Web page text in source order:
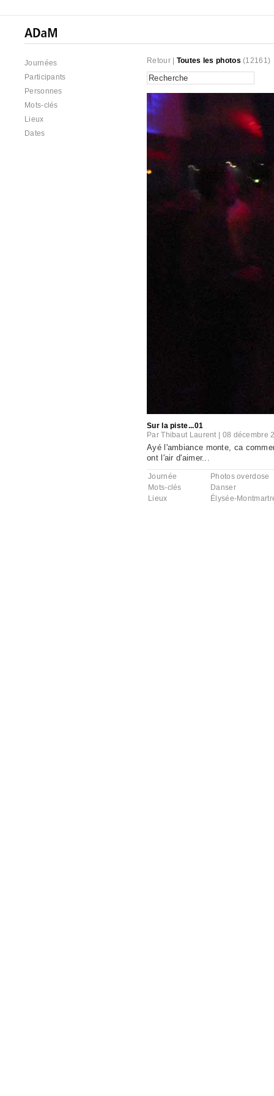
Journées
Participants
Personnes
Mots-clés
Lieux
Dates
Retour| Toutes les photos (12161)
Sur la piste...01
ParThibaut Laurent 08 décembre
Ayé l'ambiance monte, ca
ont l'air d'aimer...
Journée
Photos overdose
Mots-clés
Danser
Lieux
Élysée-